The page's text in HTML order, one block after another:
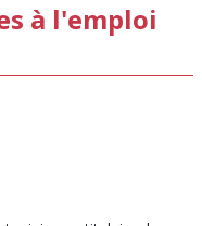
TAILLE
DES
à l'emploi